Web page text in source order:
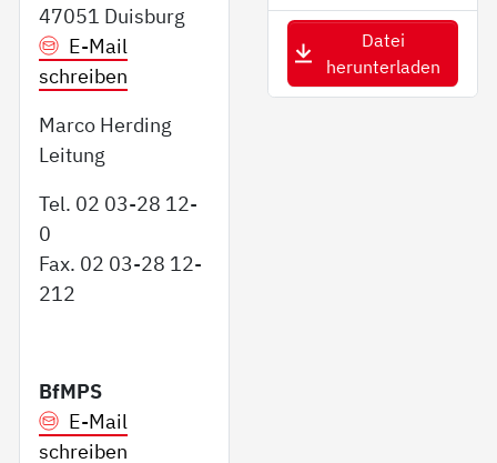
47051 Duisburg
E-Mail
schreiben
Marco Herding
Leitung
Tel. 02 03-28 12-
0
Fax. 02 03-28 12-
212
BfMPS
E-Mail
schreiben
Datei
herunterladen